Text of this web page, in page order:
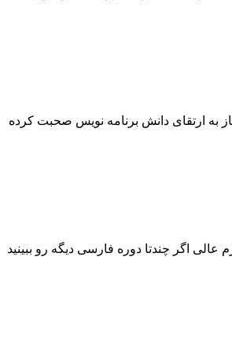
به ارتقای دانش برنامه نویس صحبت کرده
عالی اگر چندتا دوره فارسی دیگه رو ببینید